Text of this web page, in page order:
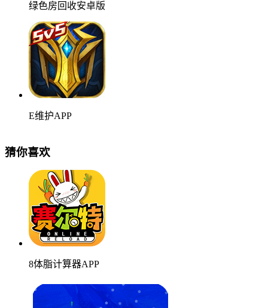
绿色房回收安卓版
E维护APP
猜你喜欢
8体脂计算器APP